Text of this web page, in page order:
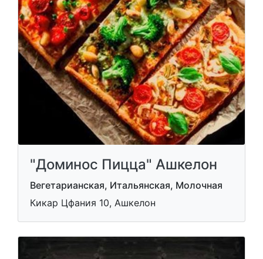
"Доминос Пицца" Ашкелон
Вегетарианская, Итальянская, Молочная
Кикар Цфания 10, Ашкелон